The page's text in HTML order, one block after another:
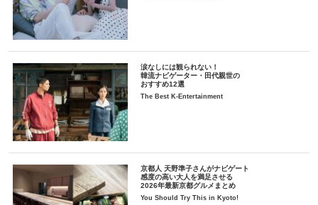
涙なしには観られない！
韓流ナビゲーター・田代親世の
おすすめ12選
The Best K-Entertainment
京都人 天野準子さんがナビゲート
感度の高い大人を満足させる
2026年最新京都グルメまとめ
You Should Try This in Kyoto!